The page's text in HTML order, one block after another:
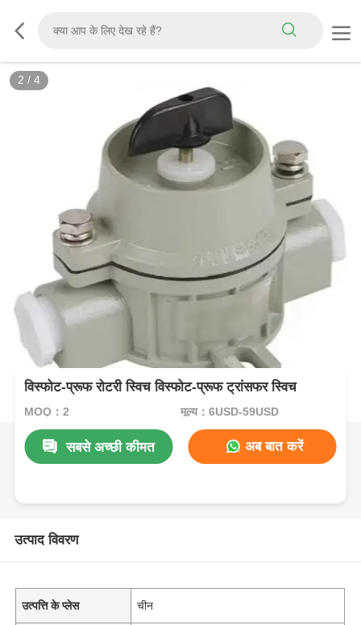
2 / 4
विस्फोट-प्रूफ रोटरी स्विच विस्फोट-प्रूफ ट्रांसफर स्विच
MOQ：2 मूल्य：6USD-59USD
सबसे अच्छी कीमत अब बात करें
उत्पाद विवरण
उत्पत्ति के प्लेस चीन